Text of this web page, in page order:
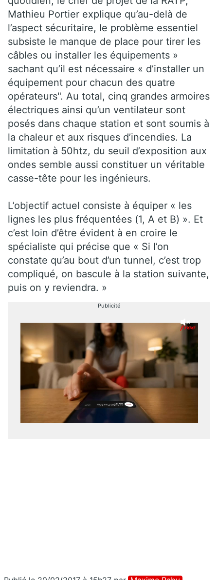
Mathieu Portier explique qu’au-delà de
l’aspect sécuritaire, le problème essentiel
subsiste le manque de place pour tirer les
câbles ou installer les équipements »
sachant qu’il est nécessaire « d’installer un
équipement pour chacun des quatre
opérateurs". Au total, cinq grandes armoires
électriques ainsi qu’un ventilateur sont
posés dans chaque station et sont soumis à
la chaleur et aux risques d’incendies. La
limitation à 50htz, du seuil d’exposition aux
ondes semble aussi constituer un véritable
casse-tête pour les ingénieurs.
L’objectif actuel consiste à équiper « les
lignes les plus fréquentées (1, A et B) ». Et
c’est loin d’être évident à en croire le
spécialiste qui précise que « Si l’on
constate qu’au bout d’un tunnel, c’est trop
compliqué, on bascule à la station suivante,
puis on y reviendra. »
Publicité